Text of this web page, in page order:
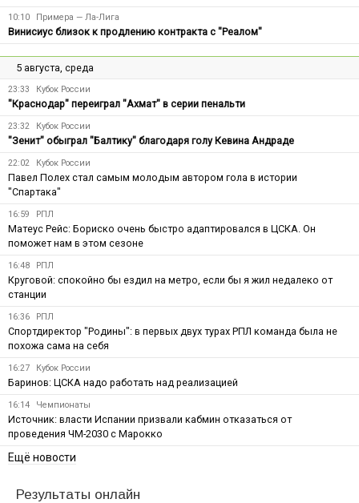
10:10 Примера — Ла-Лига
Винисиус близок к продлению контракта с "Реалом"
5 августа, среда
23:33 Кубок России
"Краснодар" переиграл "Ахмат" в серии пенальти
23:32 Кубок России
"Зенит" обыграл "Балтику" благодаря голу Кевина Андраде
22:02 Кубок России
Павел Полех стал самым молодым автором гола в истории
"Спартака"
16:59 РПЛ
Матеус Рейс: Бориско очень быстро адаптировался в ЦСКА. Он
поможет нам в этом сезоне
16:48 РПЛ
Круговой: спокойно бы ездил на метро, если бы я жил недалеко от
станции
16:36 РПЛ
Спортдиректор "Родины": в первых двух турах РПЛ команда была не
похожа сама на себя
16:27 Кубок России
Баринов: ЦСКА надо работать над реализацией
16:14 Чемпионаты
Источник: власти Испании призвали кабмин отказаться от
проведения ЧМ-2030 с Марокко
Ещё новости
Результаты онлайн